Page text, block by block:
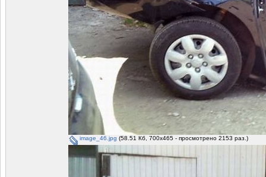
image_46.jpg (58.51 Кб, 700x465 - просмотрено 2153 раз.)